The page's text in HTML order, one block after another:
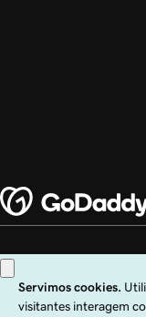
Copyright © 1999 – 2026
Operating Company, LLC